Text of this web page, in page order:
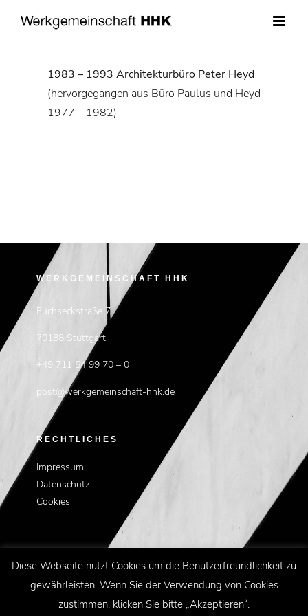
Inhalt
1983 – 1993 Architekturbüro Peter Heyd
(hervorgegangen aus Büro Paulus und Heyd
1977 – 1982)
WERKGEMEINSCHAFT HHK
Fuchseckstraße 7
70188 Stuttgart
+49 711 54 99 70 – 0
post@werkgemeinschaft-hhk.de
RECHTLICHES
Impressum
Datenschutz
Cookies
Diese Webseite nutzt Cookies um die Benutzerfreundlichkeit zu
gewährleisten. Wenn Sie der Verwendung von Cookies
zustimmen, klicken Sie bitte „Akzeptieren“.